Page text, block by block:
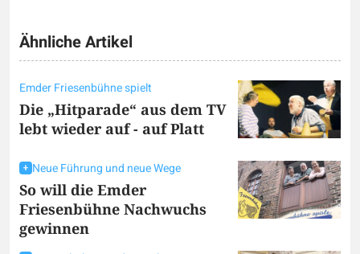
Ähnliche Artikel
Emder Friesenbühne spielt
Die „Hitparade“ aus dem TV
lebt wieder auf - auf Platt
Neue Führung und neue Wege
So will die Emder
Friesenbühne Nachwuchs
gewinnen